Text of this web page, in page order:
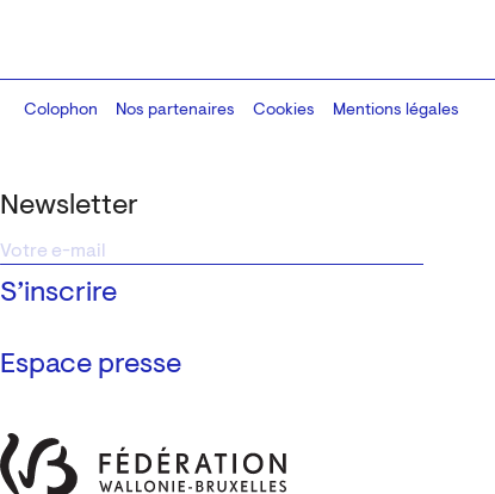
Newsletter
Espace presse
Colophon
Design:Marcel Kaczmarek, code:8080.studio
Nos partenaires Cookies Mentions légales